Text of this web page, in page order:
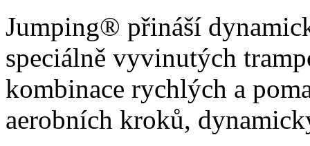
Jumping® přináší
speciálně vyvinutých
kombinace rychlých a
aerobních kroků,